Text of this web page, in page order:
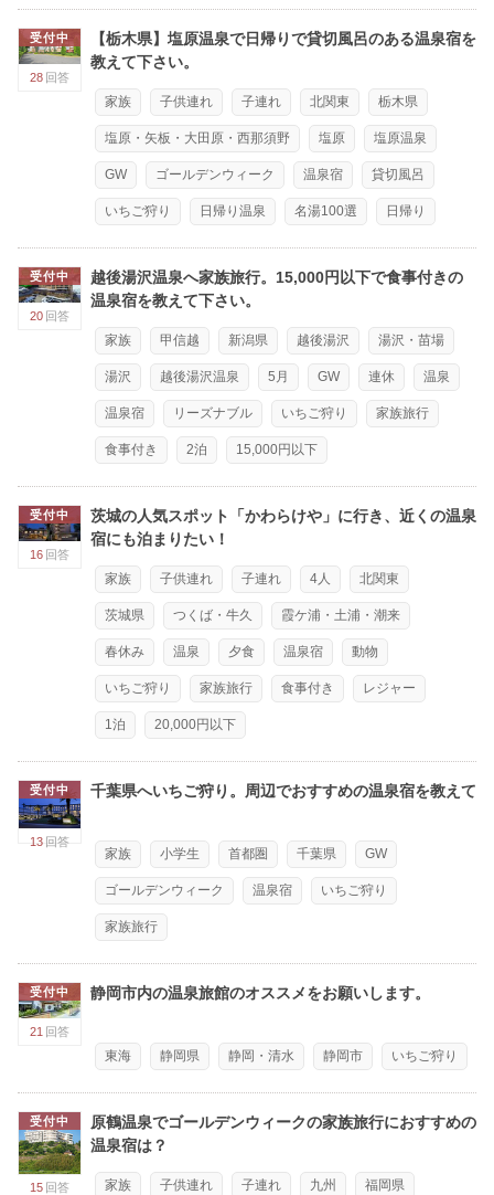
受付中
28 回答
【栃木県】塩原温泉で日帰りで貸切風呂のある温泉宿を
教えて下さい。
家族 子供連れ 子連れ 北関東 栃木県
塩原・矢板・大田原・西那須野 塩原 塩原温泉
GW ゴールデンウィーク 温泉宿 貸切風呂
いちご狩り 日帰り温泉 名湯100選 日帰り
受付中
20 回答
越後湯沢温泉へ家族旅行。15,000円以下で食事付きの
温泉宿を教えて下さい。
家族 甲信越 新潟県 越後湯沢 湯沢・苗場
湯沢 越後湯沢温泉 5月 GW 連休 温泉
温泉宿 リーズナブル いちご狩り 家族旅行
食事付き 2泊 15,000円以下
受付中
16 回答
茨城の人気スポット「かわらけや」に行き、近くの温泉
宿にも泊まりたい！
家族 子供連れ 子連れ 4人 北関東
茨城県 つくば・牛久 霞ケ浦・土浦・潮来
春休み 温泉 夕食 温泉宿 動物
いちご狩り 家族旅行 食事付き レジャー
1泊 20,000円以下
受付中
13 回答
千葉県へいちご狩り。周辺でおすすめの温泉宿を教えて
家族 小学生 首都圏 千葉県 GW
ゴールデンウィーク 温泉宿 いちご狩り
家族旅行
受付中
21 回答
静岡市内の温泉旅館のオススメをお願いします。
東海 静岡県 静岡・清水 静岡市 いちご狩り
受付中
15 回答
原鶴温泉でゴールデンウィークの家族旅行におすすめの
温泉宿は？
家族 子供連れ 子連れ 九州 福岡県